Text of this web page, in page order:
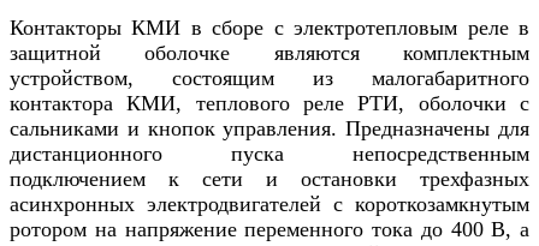
Контакторы КМИ в сборе с электротепловым реле в
защитной оболочке являются комплектным
устройством, состоящим из малогабаритного
контактора КМИ, теплового реле РТИ, оболочки с
сальниками и кнопок управления. Предназначены для
дистанционного пуска непосредственным
подключением к сети и остановки трехфазных
асинхронных электродвигателей с короткозамкнутым
ротором на напряжение переменного тока до 400 В, а